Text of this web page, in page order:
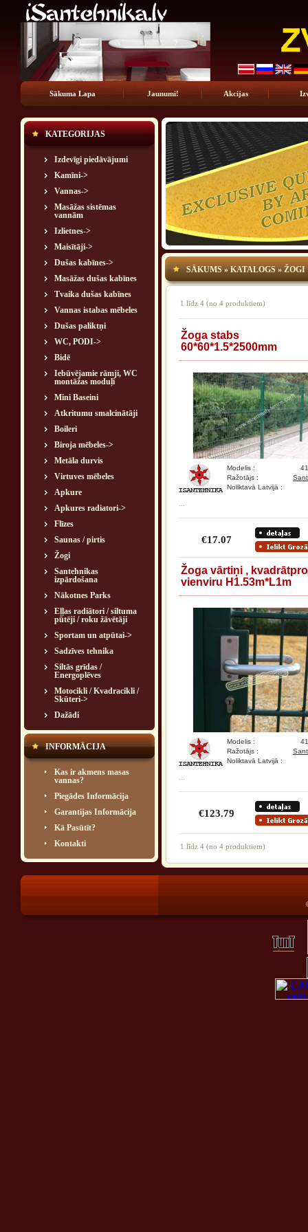
Sākuma Lapa Jaunumi! Akcijas
KATEGORIJAS
Izdevīgi piedāvājumi
Kamīni->
Vannas->
Masāžas sistēmas
vannām
Izlietnes->
Maisītāji->
Dušas kabīnes->
Masāžas dušas kabīnes
Tvaika dušas kabīnes
Vannas istabas mēbeles
Dušas paliktņi
WC, PODI->
Bidē
Iebūvējamie rāmji, WC
montāžas moduļi
Mini Baseini
Atkritumu smalcinātāji
Boileri
Biroja mēbeles->
Metāla durvis
Virtuves mēbeles
Apkure
Apkures radiatori->
Flīzes
Saunas / pirtis
Žogi
Santehnikas
izpārdošana
Nākotnes Parks
Eļļas radiātori / siltuma
pūtēji / roku žāvētāji
Sportam un atpūtai->
Sadzīves tehnika
Siltās grīdas /
Energoplēves
Motocikli / Kvadracikli /
Skūteri->
Dažādi
INFORMĀCIJA
Kas ir akmens masas
vannas?
Piegādes Informācija
Garantijas Informācija
Kā Pasūtīt?
Kontakti
SĀKUMS»KATALOGS»ŽOGI
1 līdz 4 (no 4 produktiem)
Žoga stabs
60*60*1.5*2500mm
Modelis :
Ražotājs :
Noliktavā Latvijā :
€17.07
Žoga vārtiņi ,
vienviru H1.53m*L1m
Modelis :
Ražotājs :
Noliktavā Latvijā :
€123.79
1 līdz 4 (no 4 produktiem)